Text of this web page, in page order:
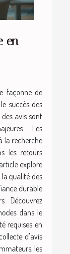
en
façonne de
succès des
avis sont
Les
la recherche
les retours
explore
qualité des
durable
Découvrez
dans le
requises en
d'avis
les